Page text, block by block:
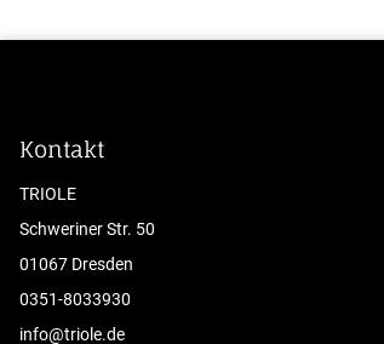
Kontakt
TRIOLE
Schweriner Str. 50
01067 Dresden
0351-8033930
info@triole.de